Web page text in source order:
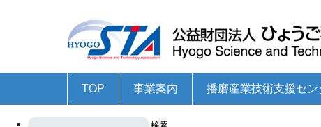
TOP 事業案内
科学技術の総合的な振興
科学技術の普及・啓発
地域産業の技術開発力の強化・育成
ひょうご研究機関メーリングリスト
科学技術関連リンク集
播磨産業技術支援セン